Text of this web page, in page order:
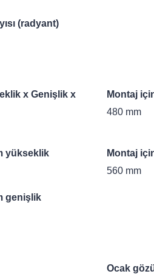
(radyant)
x Genişlik x
Montaj
480 mm
yükseklik
Montaj
560 mm
genişlik
Ocak